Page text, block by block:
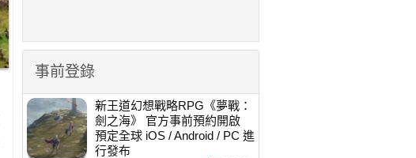
事前登錄
新王道幻想戰略RPG《夢戰：
劍之海》 官方事前預約開啟
預定全球 iOS / Android / PC 進
行發布